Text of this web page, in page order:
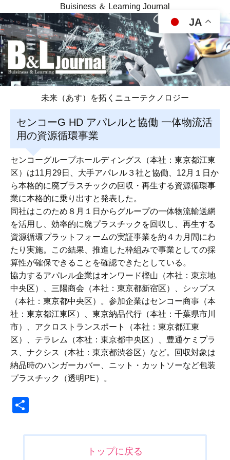
Buisiness ＆ Learning Journal
未来（あす）を拓くニューテクノロジー
センコーG HD アパレルと協働 一体物流活
用の資源循環事業
センコーグループホールディングス（本社：東京都江東
区）は11月29日、大手アパレル３社と協働、12月１日か
ら本格的に廃プラスチックの回収・再生する資源循環事
業に本格的に乗り出すと発表した。
同社はこのため８月１日からグループの一体物流輸送網
を活用し、効率的に廃プラスチックを回収し、再生する
資源循環プラットフォームの実証事業を約４カ月間にわ
たり実施。この結果、推進した枠組みで事業としての採
算性が確保できることを確認できたとしている。
協力するアパレル企業はオンワード樫山（本社：東京地
中央区）、三陽商会（本社：東京都新宿区）、シップス
（本社：東京都中央区）。参加企業はセンコー商事（本
社：東京都江東区）、東京納品代行（本社：千葉県市川
市）、アクロストランスポート（本社：東京都江東
区）、テラレム（本社：東京都中央区）、豊通ケミプラ
ス、ナクシス（本社：東京都渋谷区）など。回収対象は
納品時のハンガーカバー、ニット・カットソーなど包装
プラスチック（透明PE）。
トップに戻る
JA